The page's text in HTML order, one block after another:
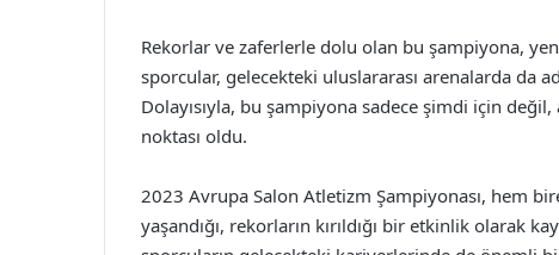
Rekorlar ve zaferlerle dolu olan bu şampiyona,
sporcular, gelecekteki uluslararası arenalarda da
Dolayısıyla, bu şampiyona sadece şimdi için
noktası oldu.
2023 Avrupa Salon Atletizm Şampiyonası, hem
yaşandığı, rekorların kırıldığı bir etkinlik olarak